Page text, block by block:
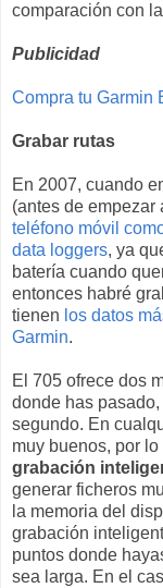
comparación con
Publicidad
Compra tu Garmin
Grabar rutas
En 2007, cuando
(antes de empezar
teléfono móvil
data loggers, ya
batería cuando
entonces habré
tienen los datos
Garmin.
El 705 ofrece dos
donde has
segundo. En
muy buenos, por lo
grabación
generar ficheros
la memoria del
grabación
puntos donde
sea larga. En el